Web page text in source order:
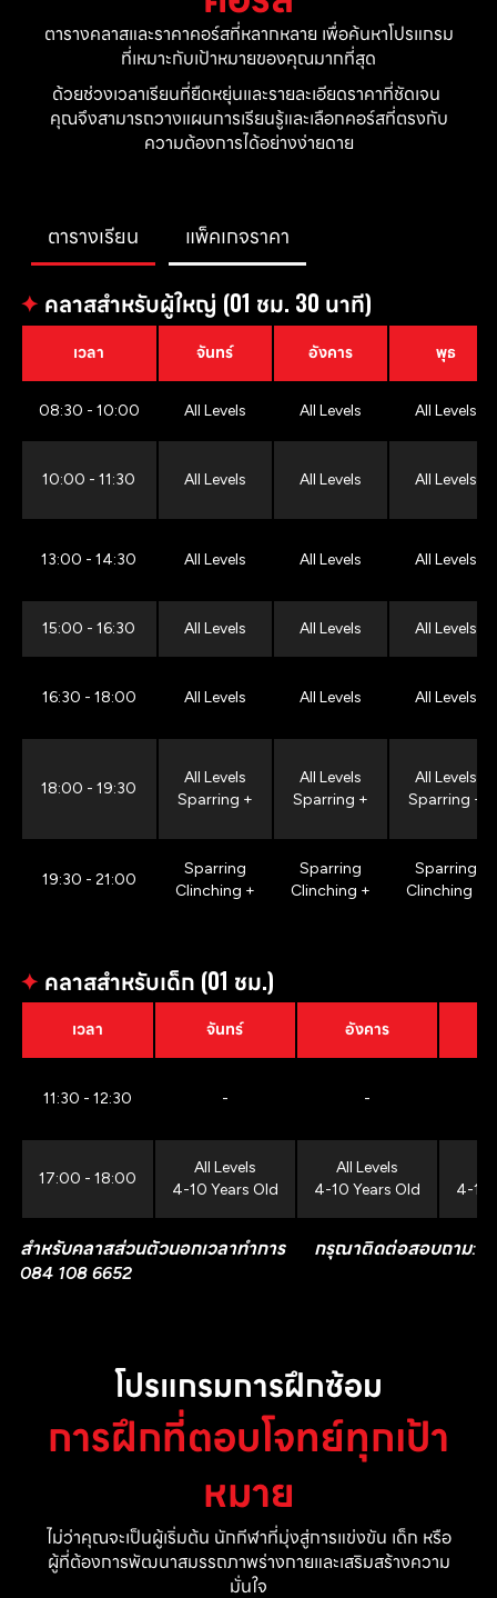
ตารางคลาสและราคาคอร์สที่หลากหลาย เพื่อค้นหาโปรแกรม
ที่เหมาะกับเป้าหมายของคุณมากที่สุด
ด้วยช่วงเวลาเรียนที่ยืดหยุ่นและรายละเอียดราคาที่ชัดเจน
คุณจึงสามารถวางแผนการเรียนรู้และเลือกคอร์สที่ตรงกับ
ความต้องการได้อย่างง่ายดาย
ตารางเรียน แพ็คเกจราคา
✦ คลาสสำหรับผู้ใหญ่ (01 ชม. 30 นาที)
เวลา จันทร์ อังคาร พุธ
08:30 - 10:00 All Levels All Levels All Levels
10:00 - 11:30 All Levels All Levels All Levels
13:00 - 14:30 All Levels All Levels All Levels
15:00 - 16:30 All Levels All Levels All Levels
16:30 - 18:00 All Levels All Levels All Levels
18:00 - 19:30
All Levels
Sparring +
All Levels
Sparring +
All Levels
Sparring +
19:30 - 21:00
Sparring
Clinching +
Sparring
Clinching +
Sparring
Clinching +
✦ คลาสสำหรับเด็ก (01 ชม.)
เวลา จันทร์ อังคาร
11:30 - 12:30 - -
17:00 - 18:00
All Levels
4-10 Years Old
All Levels
4-10 Years Old
4-10
สำหรับคลาสส่วนตัวนอกเวลาทำการ กรุณาติดต่อสอบถาม:
084 108 6652
โปรแกรมการฝึกซ้อม
การฝึกที่ตอบโจทย์ทุกเป้า
หมาย
ไม่ว่าคุณจะเป็นผู้เริ่มต้น นักกีฬาที่มุ่งสู่การแข่งขัน เด็ก หรือ
ผู้ที่ต้องการพัฒนาสมรรถภาพร่างกายและเสริมสร้างความ
มั่นใจ